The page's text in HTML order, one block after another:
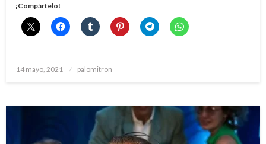
¡Compártelo!
Publicado
14 mayo, 2021 palomitron